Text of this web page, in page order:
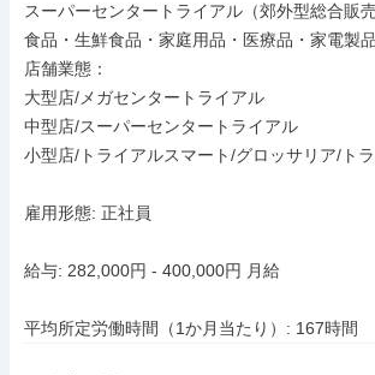
スーパーセンタートライアル（郊外型総合販
食品・生鮮食品・家庭用品・医療品・家電製
店舗業態：
大型店/メガセンタートライアル
中型店/スーパーセンタートライアル
小型店/トライアルスマート/グロッサリア/ト
雇用形態: 正社員
給与: 282,000円 - 400,000円 月給
平均所定労働時間（1か月当たり）: 167時間